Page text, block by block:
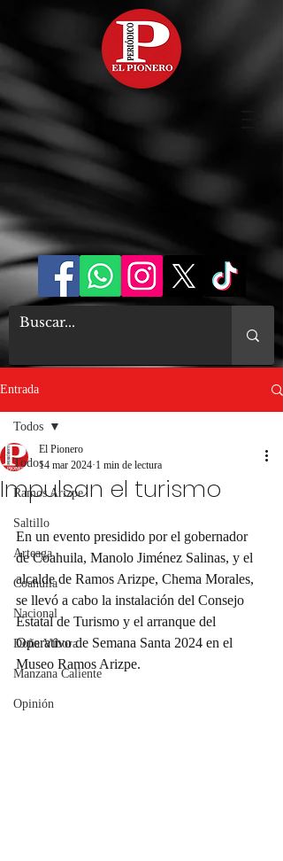
Entrada
Todos
Ramos Arizpe
Saltillo
Arteaga
Coahuila
Nacional
Doña Víbora
Manzana Caliente
Opinión
Todos
Impulsan el turismo
El Pionero
14 mar 2024 1 min de lectura
En un evento presidido por el gobernador
de Coahuila, Manolo Jiménez Salinas, y el
alcalde de Ramos Arizpe, Chema Morales,
se llevó a cabo la instalación del Consejo
Estatal de Turismo y el arranque del
Operativo de Semana Santa 2024 en el
Museo Ramos Arizpe.